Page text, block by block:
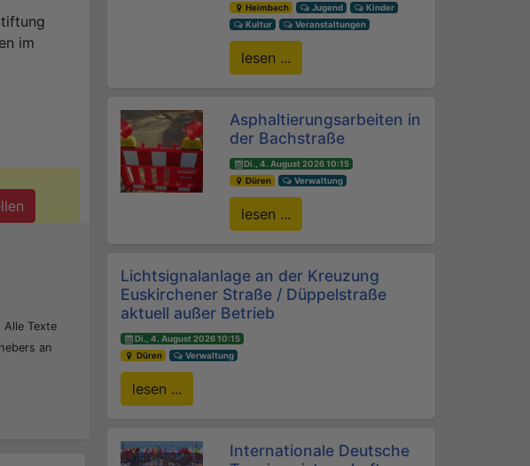
im
Alle Texte
an
Heimbach
Jugend
Kinder
Kultur
Veranstaltungen
lesen ...
Asphaltierungsarbeiten in
der Bachstraße
Di., 4. August 2026 10:15
Düren
Verwaltung
lesen ...
Lichtsignalanlage an der Kreuzung
Euskirchener Straße / Düppelstraße
aktuell außer Betrieb
Di., 4. August 2026 10:15
Düren
Verwaltung
lesen ...
Internationale Deutsche